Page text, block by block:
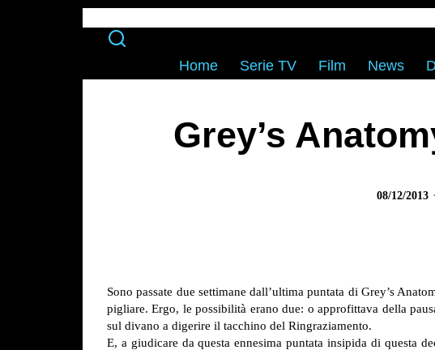
Home Serie TV Film News
Grey’s
08/12/2013
Sono passate due settimane dall’ultima puntata di Grey’s
pigliare. Ergo, le possibilità erano due: o approfittava della
sul divano a digerire il tacchino del Ringraziamento.
E, a giudicare da questa ennesima puntata insipida di questa